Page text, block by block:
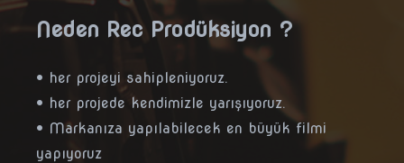
Neden Rec Prodüksiyon ?
• her projeyi sahipleniyoruz.
• her projede kendimizle yarışıyoruz.
• Markanıza yapılabilecek en büyük filmi
yapıyoruz